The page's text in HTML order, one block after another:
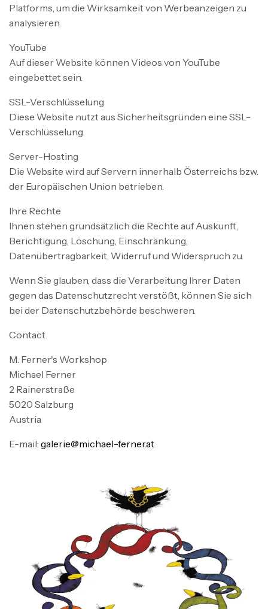
Platforms, um die Wirksamkeit von Werbeanzeigen zu
analysieren.
YouTube
Auf dieser Website können Videos von YouTube
eingebettet sein.
SSL-Verschlüsselung
Diese Website nutzt aus Sicherheitsgründen eine SSL-
Verschlüsselung.
Server-Hosting
Die Website wird auf Servern innerhalb Österreichs bzw.
der Europäischen Union betrieben.
Ihre Rechte
Ihnen stehen grundsätzlich die Rechte auf Auskunft,
Berichtigung, Löschung, Einschränkung,
Datenübertragbarkeit, Widerruf und Widerspruch zu.
Wenn Sie glauben, dass die Verarbeitung Ihrer Daten
gegen das Datenschutzrecht verstößt, können Sie sich
bei der Datenschutzbehörde beschweren.
Contact
M. Ferner's Workshop
Michael Ferner
2 Rainerstraße
5020 Salzburg
Austria
E-mail: galerie@michael-ferner.at